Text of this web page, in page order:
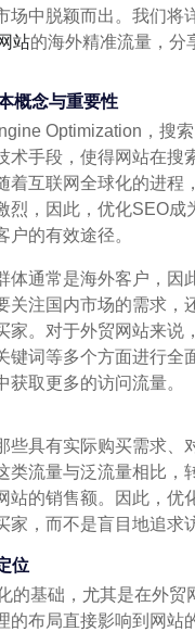
场中脱颖而出。我们将
站的海外精准流量，分
概念与重要性
Optimization，搜
术手段，使得网站在搜
着互联网全球化的进程
烈，因此，优化SEO成
户的有效途径。
体通常是海外客户，因
关注国内市场的需求，
家。对于外贸网站来说
键词等多个方面进行全
获取更多的访问流量。
些具有实际购买需求、
类流量与泛流量相比，
站的销售额。因此，优
家，而不是盲目地追求
位
的基础，尤其是在外贸
的布局直接影响到网站